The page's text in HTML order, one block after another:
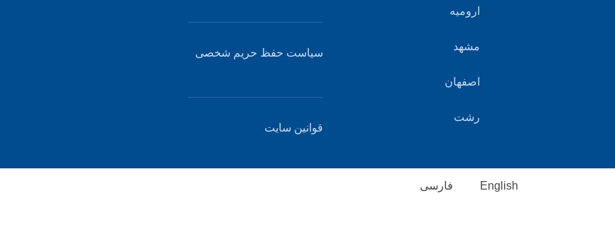
ارومیه
مشهد
اصفهان
رشت
سیاست حفظ حریم شخصی
قوانین سایت
English فارسی